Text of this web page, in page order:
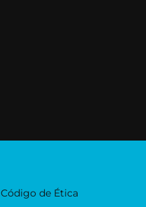
Código de Ética